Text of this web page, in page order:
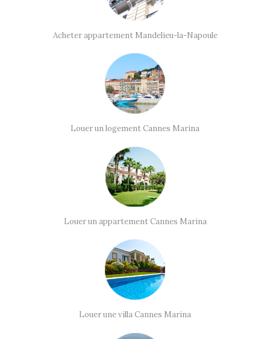
Acheter appartement Mandelieu-la-Napoule
Louer un logement Cannes Marina
Louer un appartement Cannes Marina
Louer une villa Cannes Marina